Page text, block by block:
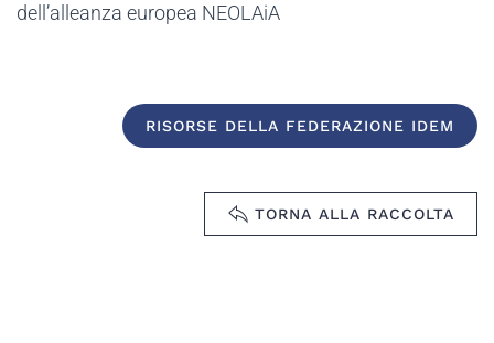
dell’alleanza europea NEOLAiA
RISORSE DELLA FEDERAZIONE IDEM
TORNA ALLA RACCOLTA